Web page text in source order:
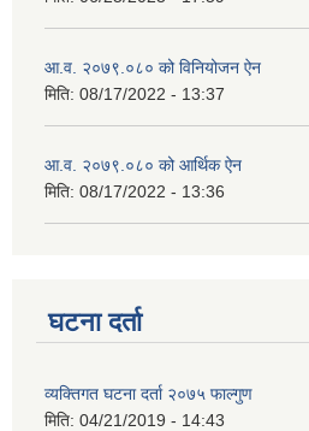
आ.व. २०७९.०८० को विनियोजन ऐन
मिति: 08/17/2022 - 13:37
आ.व. २०७९.०८० को आर्थिक ऐन
मिति: 08/17/2022 - 13:36
घटना दर्ता
व्यक्तिगत घटना दर्ता २०७५ फाल्गुण
मिति: 04/21/2019 - 14:43